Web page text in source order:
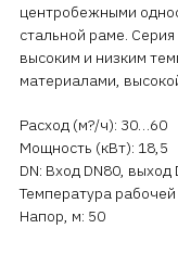
центробежными
стальной раме.
высоким и низким
материалами,
Расход (м?/ч): 30…60
Мощность (кВт): 18,5
DN: Вход DN80, выход
Температура
Напор, м: 50